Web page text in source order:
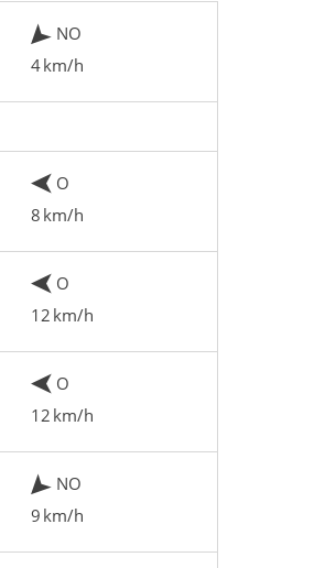
NO
4 km/h
O
8 km/h
O
12 km/h
O
12 km/h
NO
9 km/h